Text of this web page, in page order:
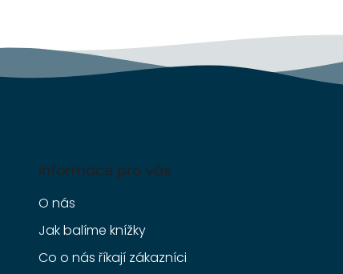
Informace pro vás
O nás
Jak balíme knížky
Co o nás říkají zákazníci